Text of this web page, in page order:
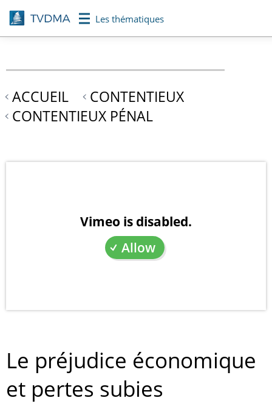
Aller
au
contenu
Les thématiques
ACCUEIL
CONTENTIEUX
CONTENTIEUX PÉNAL
Vimeo is disabled.
Allow
Le préjudice économique
et pertes subies